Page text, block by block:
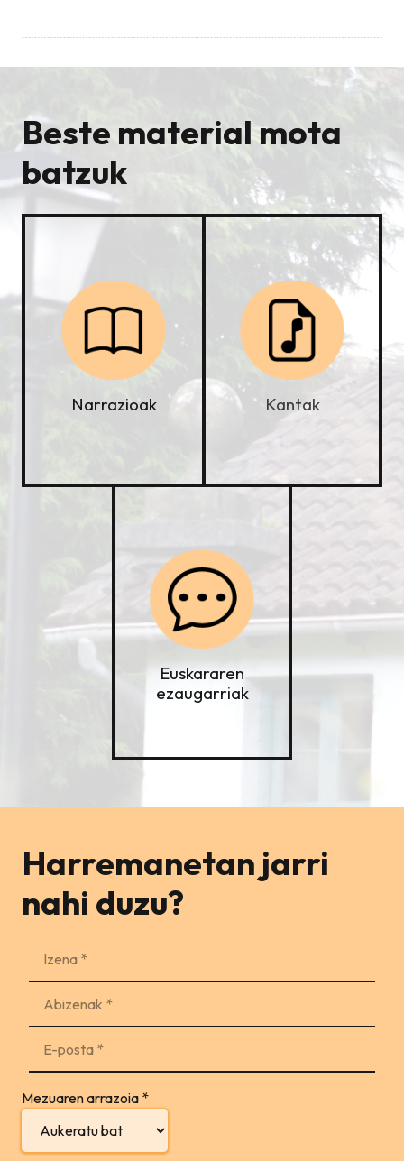
Beste material mota
batzuk
Narrazioak Kantak
Euskararen
ezaugarriak
Harremanetan jarri
nahi duzu?
Mezuaren arrazoia *